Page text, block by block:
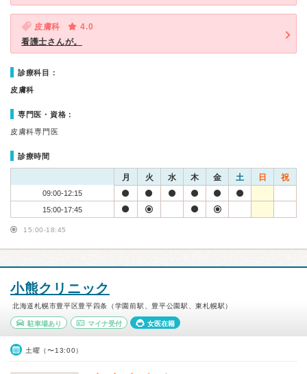
皮膚科
4.0
看護士さんが。
診療科目：
皮膚科
専門医・資格：
皮膚科専門医
診療時間
月 火 水 木 金 土 日 祝
09:00-12:15
15:00-17:45
15:00-18:45
小熊クリニック
北海道札幌市豊平区豊平四条（学園前駅、豊平公園駅、東札幌駅）
駐車場あり マイナ受付 女医在籍
土曜（〜13:00）